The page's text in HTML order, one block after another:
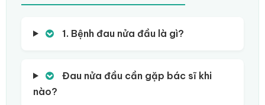
1. Bệnh đau nửa đầu là gì?
Đau nửa đầu cần gặp bác sĩ khi
nào?